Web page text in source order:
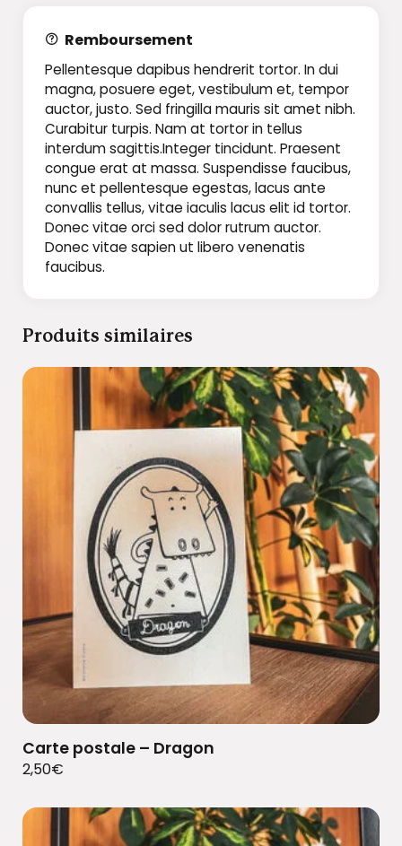
Remboursement
Pellentesque dapibus hendrerit tortor. In dui
magna, posuere eget, vestibulum et, tempor
auctor, justo. Sed fringilla mauris sit amet nibh.
Curabitur turpis. Nam at tortor in tellus
interdum sagittis.Integer tincidunt. Praesent
congue erat at massa. Suspendisse faucibus,
nunc et pellentesque egestas, lacus ante
convallis tellus, vitae iaculis lacus elit id tortor.
Donec vitae orci sed dolor rutrum auctor.
Donec vitae sapien ut libero venenatis
faucibus.
Produits similaires
Carte postale – Dragon
2,50€